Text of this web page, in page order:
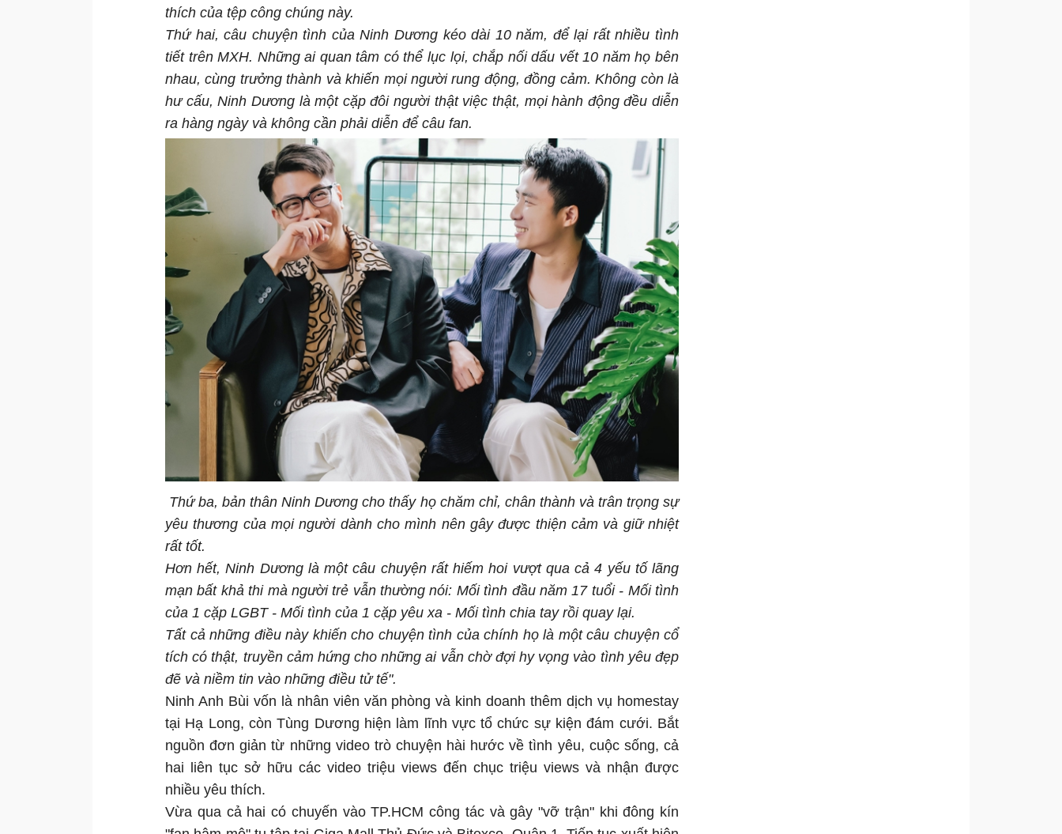
thích của tệp công chúng này.
Thứ hai, câu chuyện tình của Ninh Dương kéo dài 10 năm, để lại rất nhiều tình
tiết trên MXH. Những ai quan tâm có thể lục lọi, chắp nối dấu vết 10 năm họ bên
nhau, cùng trưởng thành và khiến mọi người rung động, đồng cảm. Không còn là
hư cấu, Ninh Dương là một cặp đôi người thật việc thật, mọi hành động đều diễn
ra hàng ngày và không cần phải diễn để câu fan.
Thứ ba, bản thân Ninh Dương cho thấy họ chăm chỉ, chân thành và trân trọng sự
yêu thương của mọi người dành cho mình nên gây được thiện cảm và giữ nhiệt
rất tốt.
Hơn hết, Ninh Dương là một câu chuyện rất hiếm hoi vượt qua cả 4 yếu tố lãng
mạn bất khả thi mà người trẻ vẫn thường nói: Mối tình đầu năm 17 tuổi - Mối tình
của 1 cặp LGBT - Mối tình của 1 cặp yêu xa - Mối tình chia tay rồi quay lại.
Tất cả những điều này khiến cho chuyện tình của chính họ là một câu chuyện cổ
tích có thật, truyền cảm hứng cho những ai vẫn chờ đợi hy vọng vào tình yêu đẹp
đẽ và niềm tin vào những điều tử tế".
Ninh Anh Bùi vốn là nhân viên văn phòng và kinh doanh thêm dịch vụ homestay
tại Hạ Long, còn Tùng Dương hiện làm lĩnh vực tổ chức sự kiện đám cưới. Bắt
nguồn đơn giản từ những video trò chuyện hài hước về tình yêu, cuộc sống, cả
hai liên tục sở hữu các video triệu views đến chục triệu views và nhận được
nhiều yêu thích.
Vừa qua cả hai có chuyến vào TP.HCM công tác và gây "vỡ trận" khi đông kín